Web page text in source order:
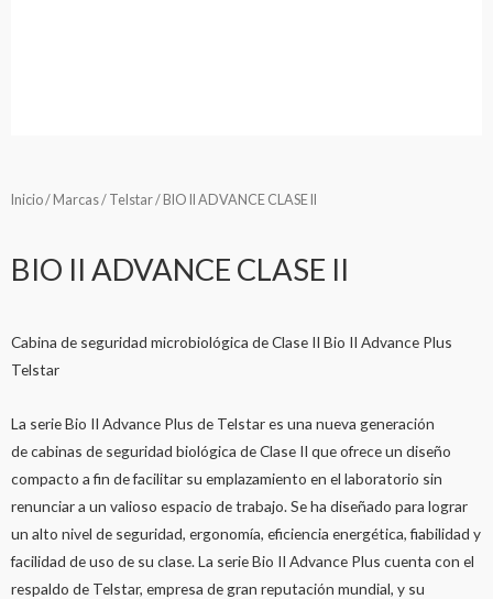
Inicio/ Marcas/ Telstar/ BIO II ADVANCE CLASE II
BIO II ADVANCE CLASE II
Cabina de seguridad microbiológica de Clase II Bio II Advance Plus
Telstar
La serie Bio II Advance Plus de Telstar es una nueva generación
de cabinas de seguridad biológica de Clase II que ofrece un diseño
compacto a fin de facilitar su emplazamiento en el laboratorio sin
renunciar a un valioso espacio de trabajo. Se ha diseñado para lograr
un alto nivel de seguridad, ergonomía, eficiencia energética, fiabilidad y
facilidad de uso de su clase. La serie Bio II Advance Plus cuenta con el
respaldo de Telstar, empresa de gran reputación mundial, y su